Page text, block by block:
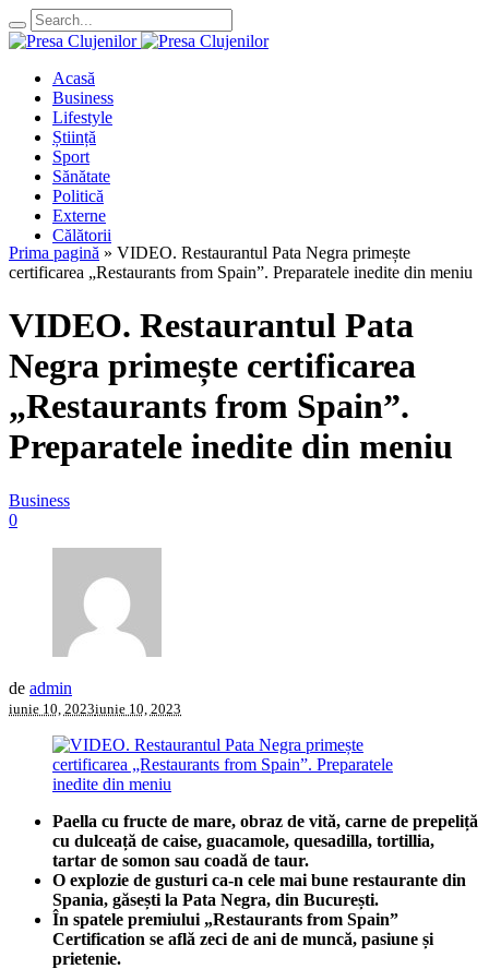
Acasă
Business
Lifestyle
Știință
Sport
Sănătate
Politică
Externe
Călătorii
Prima pagină » VIDEO. Restaurantul Pata Negra primește
certificarea „Restaurants from Spain”. Preparatele inedite din meniu
VIDEO. Restaurantul Pata
Negra primește certificarea
„Restaurants from Spain”.
Preparatele inedite din meniu
Business
0
de admin
iunie 10, 2023iunie 10, 2023
Paella cu fructe de mare, obraz de vită, carne de prepeliță
cu dulceață de caise, guacamole, quesadilla, tortillia,
tartar de somon sau coadă de taur.
O explozie de gusturi ca-n cele mai bune restaurante din
Spania, găsești la Pata Negra, din București.
În spatele premiului „Restaurants from Spain”
Certification se află zeci de ani de muncă, pasiune și
prietenie.